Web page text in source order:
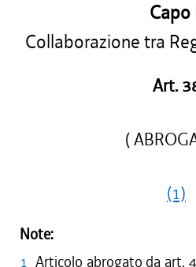
Capo
Collaborazione tra
Art.
(
(1)
Note:
1 Articolo abrogato da art.